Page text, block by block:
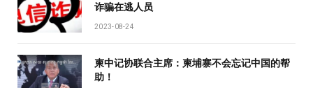
诈骗在逃人员
2023-08-24
柬中记协联合主席：柬埔寨不会忘记中国的帮
助！